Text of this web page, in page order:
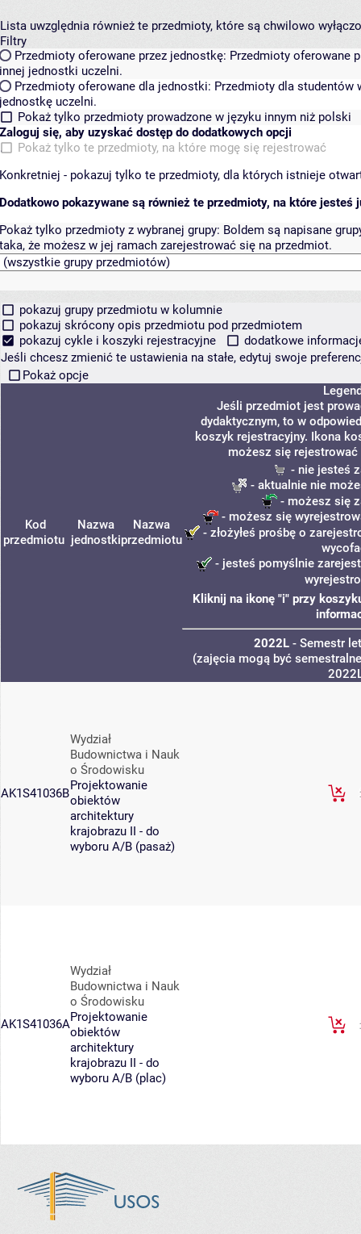
Lista uwzględnia również te przedmioty, które są chwilowo
Filtry
Przedmioty oferowane przez jednostkę: Przedmioty oferowane
innej jednostki uczelni.
Przedmioty oferowane dla jednostki: Przedmioty dla studentów
jednostkę uczelni.
Pokaż tylko przedmioty prowadzone w języku innym niż polski
Zaloguj się, aby uzyskać dostęp do dodatkowych opcji
Pokaż tylko te przedmioty, na które mogę się rejestrować
Konkretniej - pokazuj tylko te przedmioty, dla których istnieje
Dodatkowo pokazywane są również te przedmioty, na które jesteś
Pokaż tylko przedmioty z wybranej grupy: Boldem są napisane
taka, że możesz w jej ramach zarejestrować się na przedmiot.
pokazuj grupy przedmiotu w kolumnie
pokazuj skrócony opis przedmiotu pod przedmiotem
pokazuj cykle i koszyki rejestracyjne
dodatkowe
Jeśli chcesz zmienić te ustawienia na stałe, edytuj swoje
Pokaż opcje
Kod
przedmiotu
Nazwa
jednostki
Nazwa
przedmiotu
Jeśli przedmiot jest
dydaktycznym, to w
koszyk rejestracyjny. Ikona
możesz się rejestrować
- nie jesteś
- aktualnie nie
- możesz się
- możesz się
- złożyłeś prośbę o
- jesteś pomyślnie
Kliknij na ikonę "i" przy
2022L - Semestr
(zajęcia mogą być
AK1S41036B
Wydział
Budownictwa i Nauk
o Środowisku
Projektowanie
obiektów
architektury
krajobrazu II - do
wyboru A/B (pasaż)
AK1S41036A
Wydział
Budownictwa i Nauk
o Środowisku
Projektowanie
obiektów
architektury
krajobrazu II - do
wyboru A/B (plac)